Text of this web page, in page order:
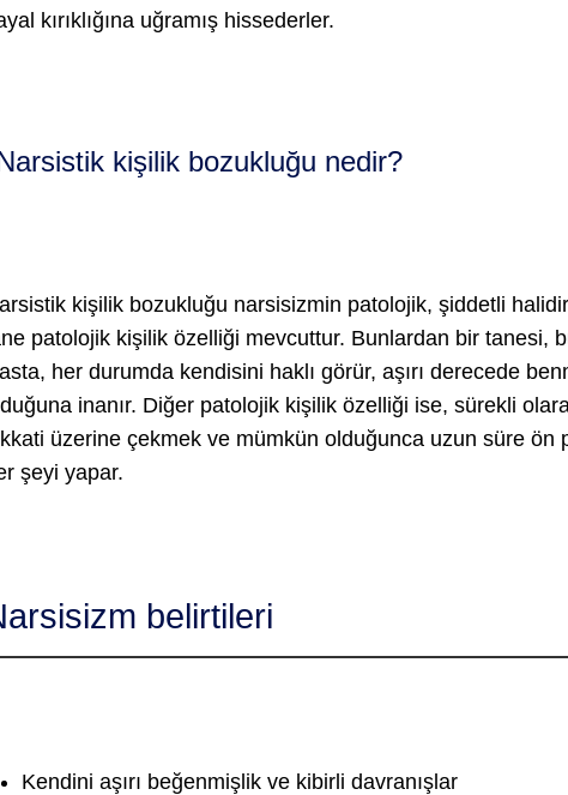
kırıklığına uğramış hissederler.
kişilik bozukluğu nedir?
kişilik bozukluğu narsisizmin patolojik, şiddetli
patolojik kişilik özelliği mevcuttur. Bunlardan bir tanesi,
her durumda kendisini haklı görür, aşırı derecede
inanır. Diğer patolojik kişilik özelliği ise, sürekli
üzerine çekmek ve mümkün olduğunca uzun süre ön
şeyi yapar.
belirtileri
Kendini aşırı beğenmişlik ve kibirli davranışlar